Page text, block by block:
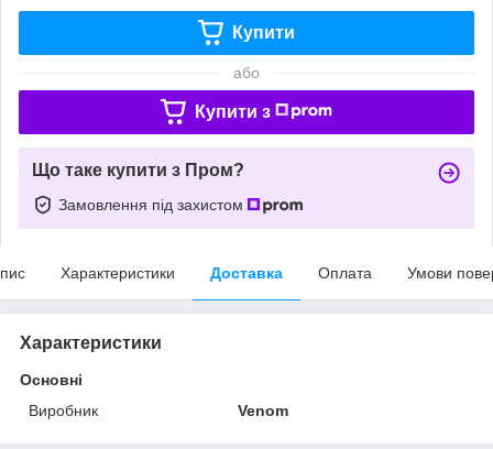
Купити
або
Купити з
Що таке купити з Пром?
Замовлення під захистом
Характеристики Доставка Оплата Умови
Характеристики
Основні
Виробник
Venom